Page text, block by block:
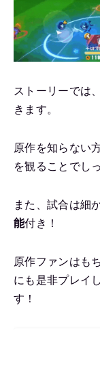
ストーリーでは
きます。
原作を知らない
を観ることでし
また、試合は細
能付き！
原作ファンはも
にも是非プレイ
す！